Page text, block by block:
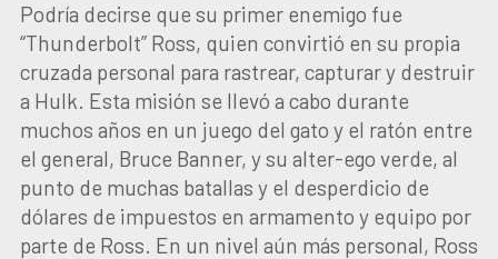
Podría decirse que su primer enemigo fue
“Thunderbolt” Ross, quien convirtió en su propia
cruzada personal para rastrear, capturar y destruir
a Hulk. Esta misión se llevó a cabo durante
muchos años en un juego del gato y el ratón entre
el general, Bruce Banner, y su alter-ego verde, al
punto de muchas batallas y el desperdicio de
dólares de impuestos en armamento y equipo por
parte de Ross. En un nivel aún más personal, Ross